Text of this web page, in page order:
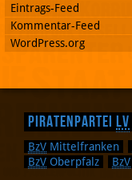
Eintrags-Feed
Kommentar-Feed
WordPress.org
Piratenpartei LV
BzV Mittelfranken
BzV Oberpfalz BzV